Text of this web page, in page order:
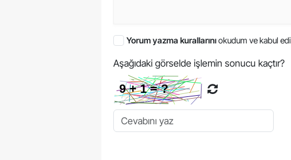
Yorum yazma kurallarınıokudum ve kabul
Aşağıdaki görselde işlemin sonucu kaçtır?